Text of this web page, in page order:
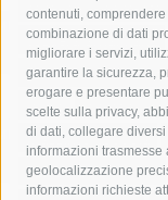
contenuti,
combinazione di dati
migliorare i servizi,
garantire la sicurezza,
erogare e presentare
scelte sulla privacy,
di dati, collegare
informazioni trasmesse
geolocalizzazione
informazioni richieste
comune di sorrento
costiera amalfitana
fondazione sorrento
lavori
lorenzo
massimo coppola
penisola sorrentina